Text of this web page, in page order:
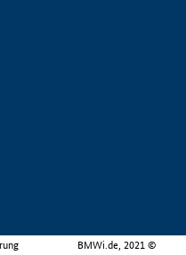
BMWi.de, 2021 ©